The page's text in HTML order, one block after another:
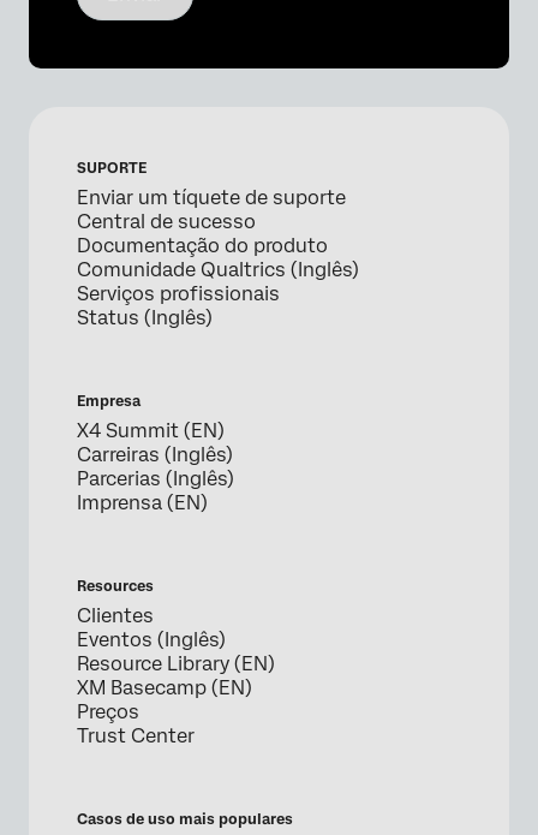
SUPORTE
Enviar um tíquete de suporte
Central de sucesso
Documentação do produto
Comunidade Qualtrics (Inglês)
Serviços profissionais
Status (Inglês)
Empresa
X4 Summit (EN)
Carreiras (Inglês)
Parcerias (Inglês)
Imprensa (EN)
Resources
Clientes
Eventos (Inglês)
Resource Library (EN)
XM Basecamp (EN)
Preços
Trust Center
Casos de uso mais populares